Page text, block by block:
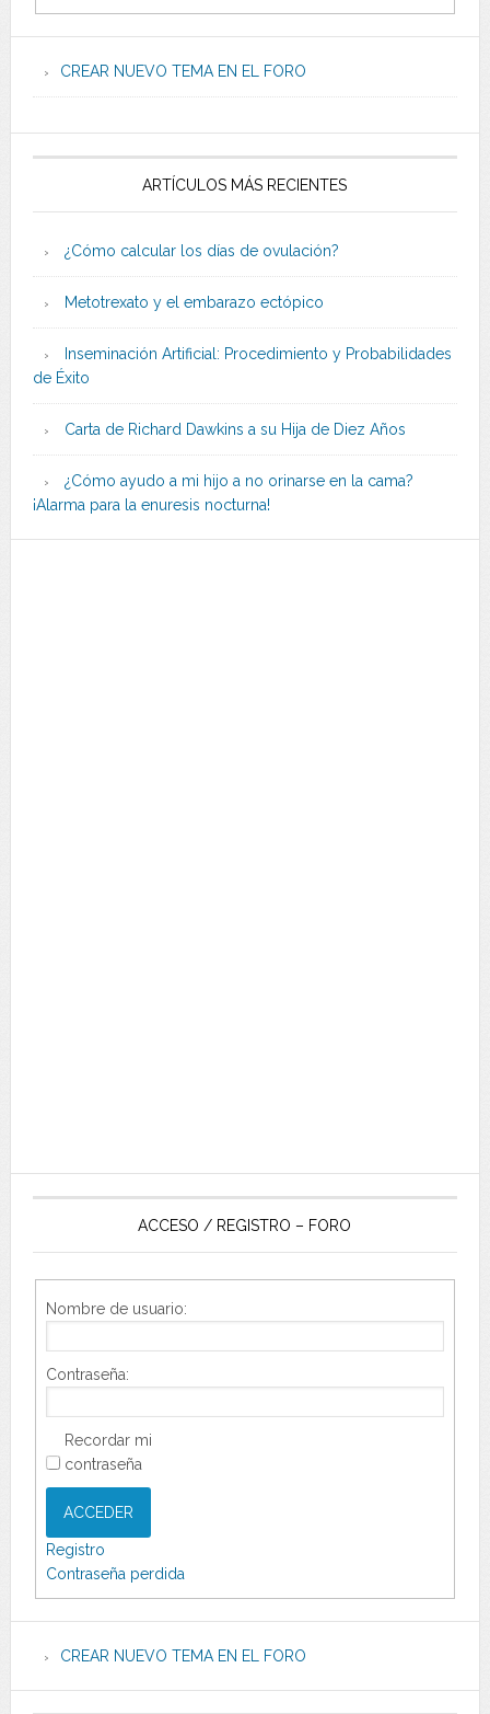
CREAR NUEVO TEMA EN EL FORO
ARTÍCULOS MÁS RECIENTES
¿Cómo calcular los días de ovulación?
Metotrexato y el embarazo ectópico
Inseminación Artificial: Procedimiento y Probabilidades
de Éxito
Carta de Richard Dawkins a su Hija de Diez Años
¿Cómo ayudo a mi hijo a no orinarse en la cama?
¡Alarma para la enuresis nocturna!
ACCESO / REGISTRO – FORO
Nombre de usuario:
Contraseña:
Recordar mi
contraseña
ACCEDER
Registro
Contraseña perdida
CREAR NUEVO TEMA EN EL FORO